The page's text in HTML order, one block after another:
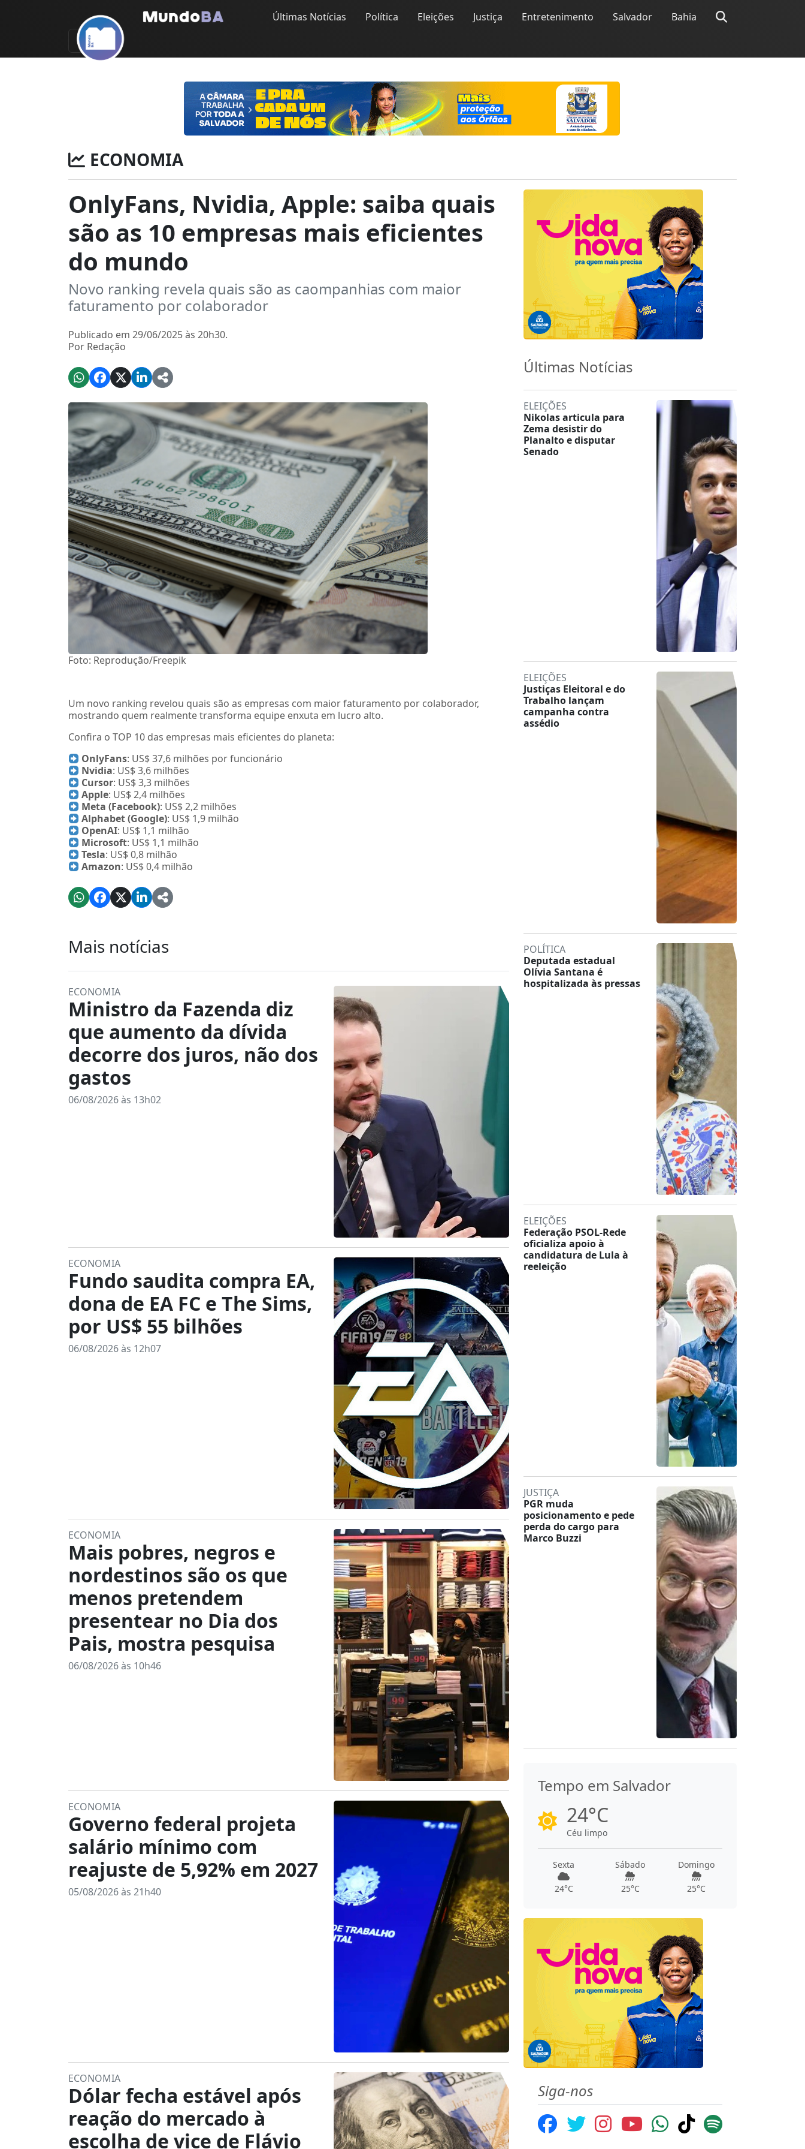
Últimas Notícias Política Eleições Justiça Entretenimento Salvador Bahia
ECONOMIA
OnlyFans, Nvidia, Apple: saiba quais
são as 10 empresas mais eficientes
do mundo
Novo ranking revela quais são as caompanhias com maior
faturamento por colaborador
Publicado em 29/06/2025 às 20h30.
Por Redação
Foto: Reprodução/Freepik
Um novo ranking revelou quais são as empresas com maior faturamento por colaborador,
mostrando quem realmente transforma equipe enxuta em lucro alto.
Confira o TOP 10 das empresas mais eficientes do planeta:
OnlyFans: US$ 37,6 milhões por funcionário
Nvidia: US$ 3,6 milhões
Cursor: US$ 3,3 milhões
Apple: US$ 2,4 milhões
Meta (Facebook): US$ 2,2 milhões
Alphabet (Google): US$ 1,9 milhão
OpenAI: US$ 1,1 milhão
Microsoft: US$ 1,1 milhão
Tesla: US$ 0,8 milhão
Amazon: US$ 0,4 milhão
Mais notícias
ECONOMIA
Ministro da Fazenda diz
que aumento da dívida
decorre dos juros, não dos
gastos
06/08/2026 às 13h02
ECONOMIA
Fundo saudita compra EA,
dona de EA FC e The Sims,
por US$ 55 bilhões
06/08/2026 às 12h07
ECONOMIA
Mais pobres, negros e
nordestinos são os que
menos pretendem
presentear no Dia dos
Pais, mostra pesquisa
06/08/2026 às 10h46
ECONOMIA
Governo federal projeta
salário mínimo com
reajuste de 5,92% em 2027
05/08/2026 às 21h40
ECONOMIA
Dólar fecha estável após
reação do mercado à
escolha de vice de Flávio
Últimas Notícias
ELEIÇÕES
Nikolas articula para
Zema desistir do
Planalto e disputar
Senado
ELEIÇÕES
Justiças Eleitoral e do
Trabalho lançam
campanha contra
assédio
POLÍTICA
Deputada estadual
Olívia Santana é
hospitalizada às pressas
ELEIÇÕES
Federação PSOL-Rede
oficializa apoio à
candidatura de Lula à
reeleição
JUSTIÇA
PGR muda
posicionamento e pede
perda do cargo para
Marco Buzzi
Tempo em Salvador
24°C
Céu limpo
Sexta
24°C
Sábado
25°C
Domingo
25°C
Siga-nos